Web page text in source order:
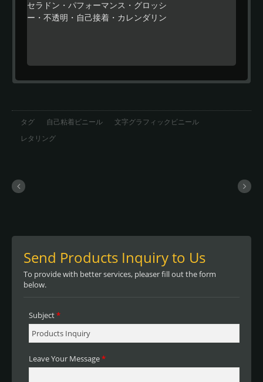
セラドン・パフォーマンス・グロッシ
ー・不透明・自己接着・カレンダリン
用です。優れたカッティングとウィーデ
ィングの性能を提供し、取り扱いが簡単
タグ 自己粘着ビニール 文字グラフィックビニール
レタリング